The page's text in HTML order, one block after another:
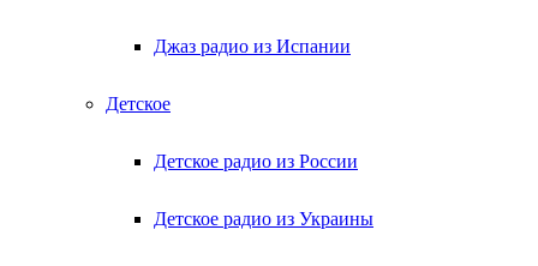
Джаз радио из Испании
Детское
Детское радио из России
Детское радио из Украины